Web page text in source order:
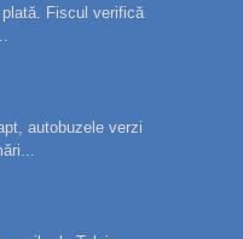
plată. Fiscul verifică
autobuzele verzi